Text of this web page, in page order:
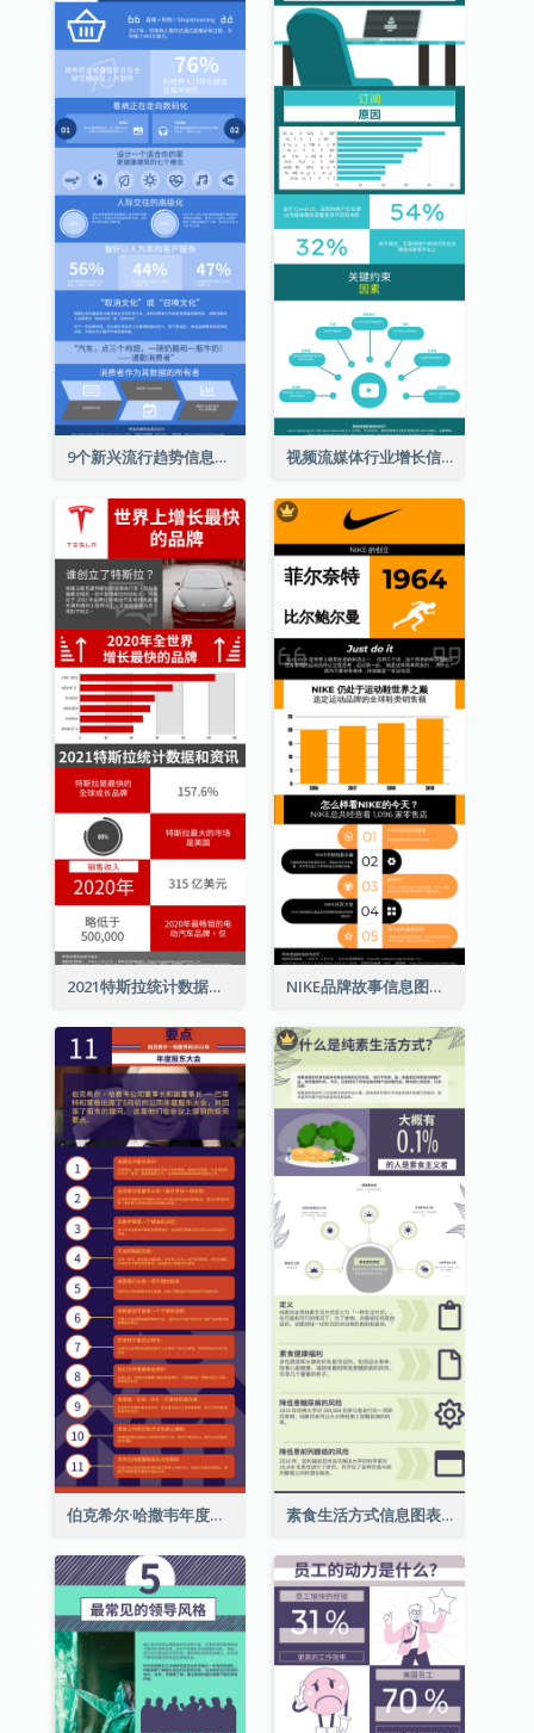
9个新兴流行趋势信息图表 视频流媒体行业增长信息图表
2021特斯拉统计数据和资讯信息图表 NIKE品牌故事信息图表
伯克希尔·哈撒韦年度股东大会的11个要点 素食生活方式信息图表